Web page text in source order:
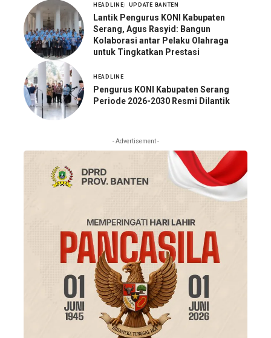
HEADLINE UPDATE BANTEN
Lantik Pengurus KONI Kabupaten
Serang, Agus Rasyid: Bangun
Kolaborasi antar Pelaku Olahraga
untuk Tingkatkan Prestasi
HEADLINE
Pengurus KONI Kabupaten Serang
Periode 2026-2030 Resmi Dilantik
- Advertisement -